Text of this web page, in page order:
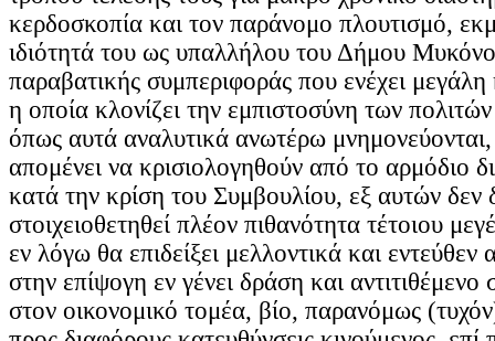
κερδοσκοπία και τον παράνομο πλουτισμό,
ιδιότητά του ως υπαλλήλου του Δήμου
παραβατικής συμπεριφοράς που ενέχει μεγάλη
η οποία κλονίζει την εμπιστοσύνη των
όπως αυτά αναλυτικά ανωτέρω
απομένει να κρισιολογηθούν από το αρμόδιο
κατά την κρίση του Συμβουλίου, εξ αυτών δεν
στοιχειοθετηθεί πλέον πιθανότητα τέτοιου
εν λόγω θα επιδείξει μελλοντικά και εντεύθεν
στην επίψογη εν γένει δράση και αντιτιθέμενο
στον οικονομικό τομέα, βίο, παρανόμως